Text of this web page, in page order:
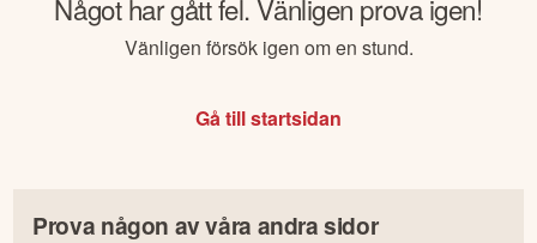
Något har gått fel. Vänligen prova igen!
Vänligen försök igen om en stund.
Gå till startsidan
Prova någon av våra andra sidor